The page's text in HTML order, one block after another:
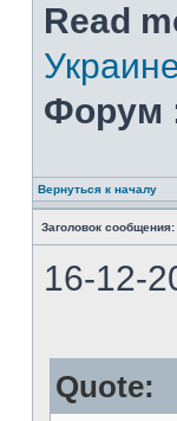
Read
Форум
Вернуться к началу
Заголовок сообщения:
16-12-
Quote: